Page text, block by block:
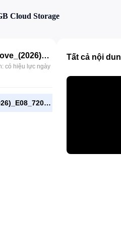
Cloud Storage
Filing_for_Love_(2026)_E08_720p_WEB-DL_[RMC].mp4
có hiệu lực ngày
Filing_for_Love_(2026)_E08_720p_WEB-DL_[RMC].mp4
Tất cả nội